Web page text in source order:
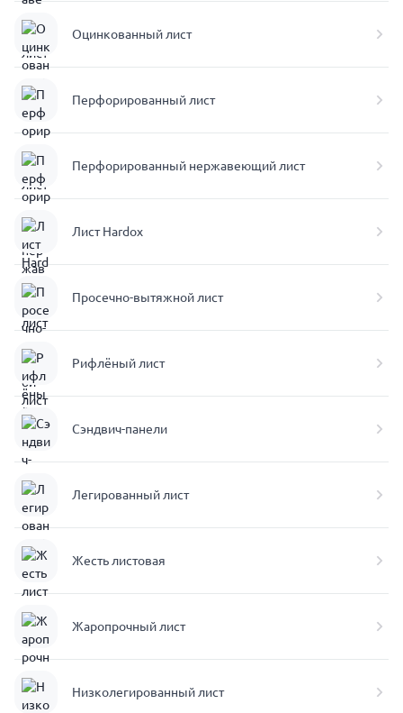
Оцинкованный лист
Перфорированный лист
Перфорированный нержавеющий лист
Лист Hardox
Просечно-вытяжной лист
Рифлёный лист
Сэндвич-панели
Легированный лист
Жесть листовая
Жаропрочный лист
Низколегированный лист